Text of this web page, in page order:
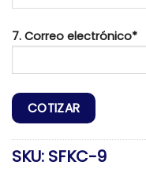
7. Correo electrónico*
SKU: SFKC-9